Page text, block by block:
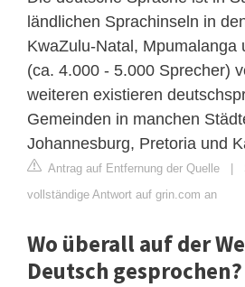
ländlichen Sprachinseln in
KwaZulu-Natal, Mpumalanga
(ca. 4.000 - 5.000 Sprecher)
weiteren existieren
Gemeinden in manchen
Johannesburg, Pretoria und
Antrag auf Entfernung der Quelle
vollständige Antwort auf grin.com an
Wo überall auf der
Deutsch gesprochen?